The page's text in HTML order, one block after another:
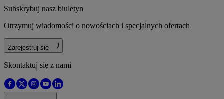
Subskrybuj nasz biuletyn
Otrzymuj wiadomości o nowościach i specjalnych ofertach
Zarejestruj się
Skontaktuj się z nami